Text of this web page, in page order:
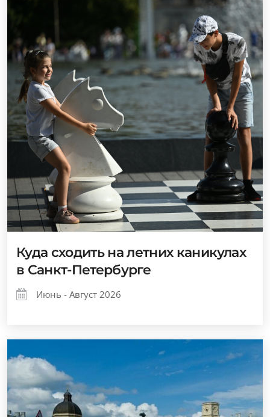
Куда сходить на летних каникулах
в Санкт-Петербурге
Июнь - Август 2026